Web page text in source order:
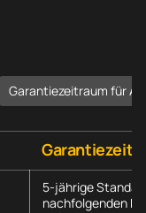
Garantiezeitraum für
5-jährige
nachfolgenden